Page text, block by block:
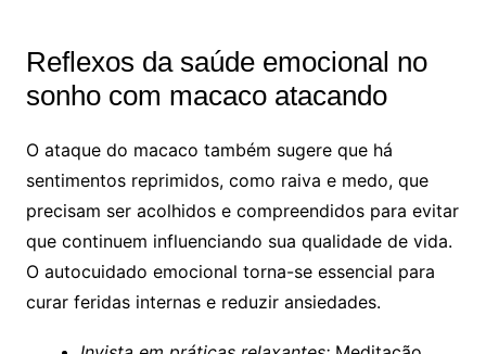
Reflexos da saúde emocional no
sonho com macaco atacando
O ataque do macaco também sugere que há
sentimentos reprimidos, como raiva e medo, que
precisam ser acolhidos e compreendidos para evitar
que continuem influenciando sua qualidade de vida.
O autocuidado emocional torna-se essencial para
curar feridas internas e reduzir ansiedades.